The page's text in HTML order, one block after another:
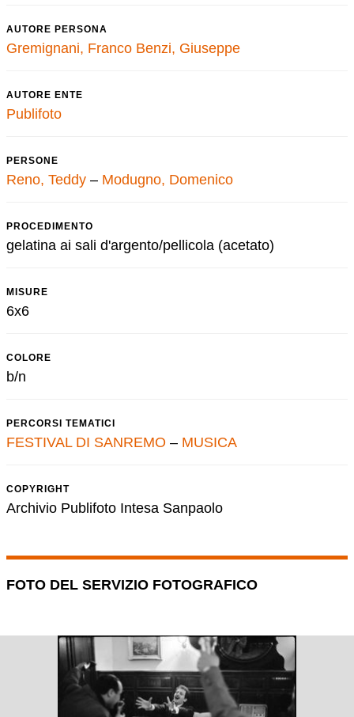
AUTORE PERSONA
Gremignani, Franco Benzi, Giuseppe
AUTORE ENTE
Publifoto
PERSONE
Reno, Teddy – Modugno, Domenico
PROCEDIMENTO
gelatina ai sali d'argento/pellicola (acetato)
MISURE
6x6
COLORE
b/n
PERCORSI TEMATICI
FESTIVAL DI SANREMO – MUSICA
COPYRIGHT
Archivio Publifoto Intesa Sanpaolo
FOTO DEL SERVIZIO FOTOGRAFICO